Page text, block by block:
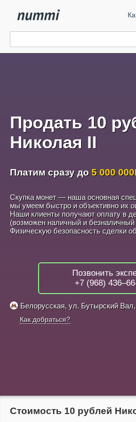
Продать 10
Николая II
Платим сразу до 5 000 000
Скупка монет — наша основная
мы умеем быстро и объективно их
Наши клиенты получают оплату в
(возможен наличный и безналичный
Физическую безопасность сделки
Позвонить
+7 (968)
Белорусская, ул. Бутырский
Как добраться?
Стоимость 10 рублей